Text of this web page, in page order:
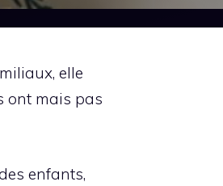
elle
ont mais pas
enfants,